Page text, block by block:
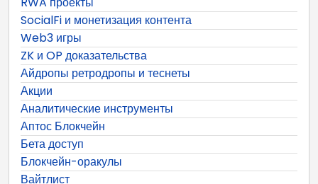
SocialFi и монетизация контента
Web3 игры
ZK и OP доказательства
Айдропы ретродропы и теснеты
Акции
Аналитические инструменты
Аптос Блокчейн
Бета доступ
Блокчейн-оракулы
Вайтлист